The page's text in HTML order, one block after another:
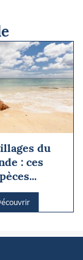
du
: ces